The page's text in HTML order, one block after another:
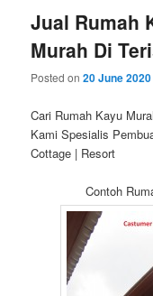
Jual Rumah
Murah Di
Posted on20 June 2020
Cari Rumah Kayu
Kami Spesialis
Cottage | Resort
Contoh